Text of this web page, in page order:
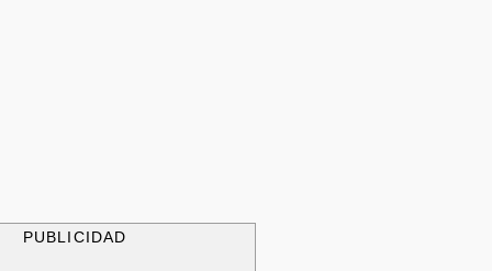
PUBLICIDAD